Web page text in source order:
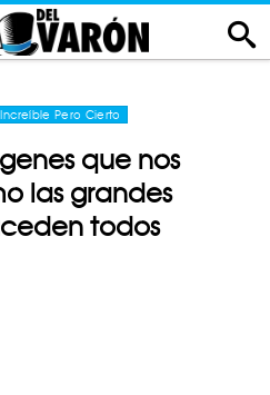
Increíble Pero Cierto
que nos
las grandes
todos